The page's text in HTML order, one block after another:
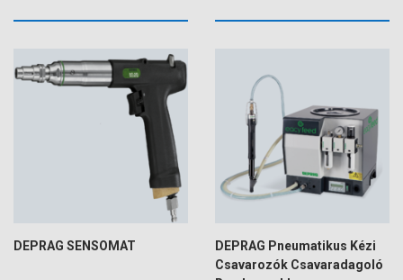
DEPRAG SENSOMAT
DEPRAG Pneumatikus Kézi
Csavarozók Csavaradagoló